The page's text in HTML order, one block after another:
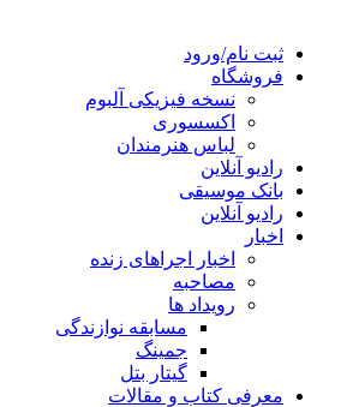
ثبت نام/ورود
فروشگاه
نسخه فیزیکی آلبوم
اکسسوری
لباس هنرمندان
رادیو آنلاین
بانک موسیقی
رادیو آنلاین
اخبار
اخبار اجراهای زنده
مصاحبه
رویداد ها
مسابقه نوازندگی
جمینگ
گیتار بتل
معرفی کتاب و مقالات